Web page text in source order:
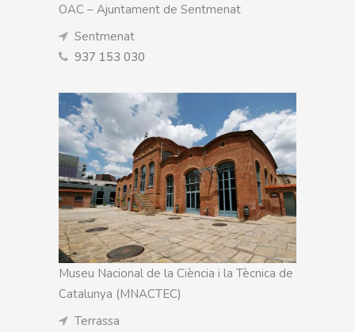
OAC – Ajuntament de Sentmenat
Sentmenat
937 153 030
Museu Nacional de la Ciència i la Tècnica de
Catalunya (MNACTEC)
Terrassa